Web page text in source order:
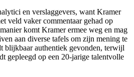
en verslaggevers, want Kramer
veld vaker commentaar gehad op
komt Kramer ermee weg en mag
aan diverse tafels om zijn mening te
blijkbaar authentiek gevonden, terwijl
gepleegd op een 20-jarige talentvolle